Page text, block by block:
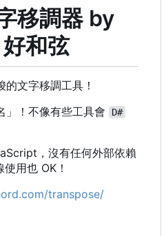
移調器 by
和弦
文字移調工具！
」！不像有些工具會
D#
， 沒有任何外部依賴
使用也 OK ！
transpose/